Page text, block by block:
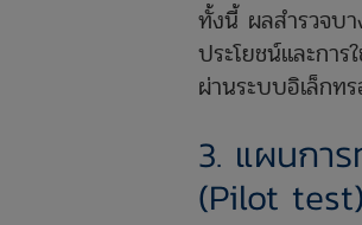
ทั้งนี้ ผลสำรวจบา
ประโยชน์และการ
ผ่านระบบอิเล็กท
3. แผนการ
(Pilot test)